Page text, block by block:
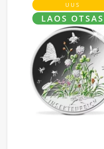
UUS
LAOS OTSAS